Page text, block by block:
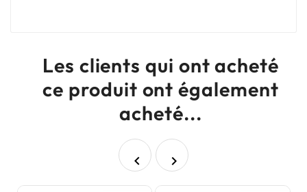
Les clients qui ont acheté
ce produit ont également
acheté...
 